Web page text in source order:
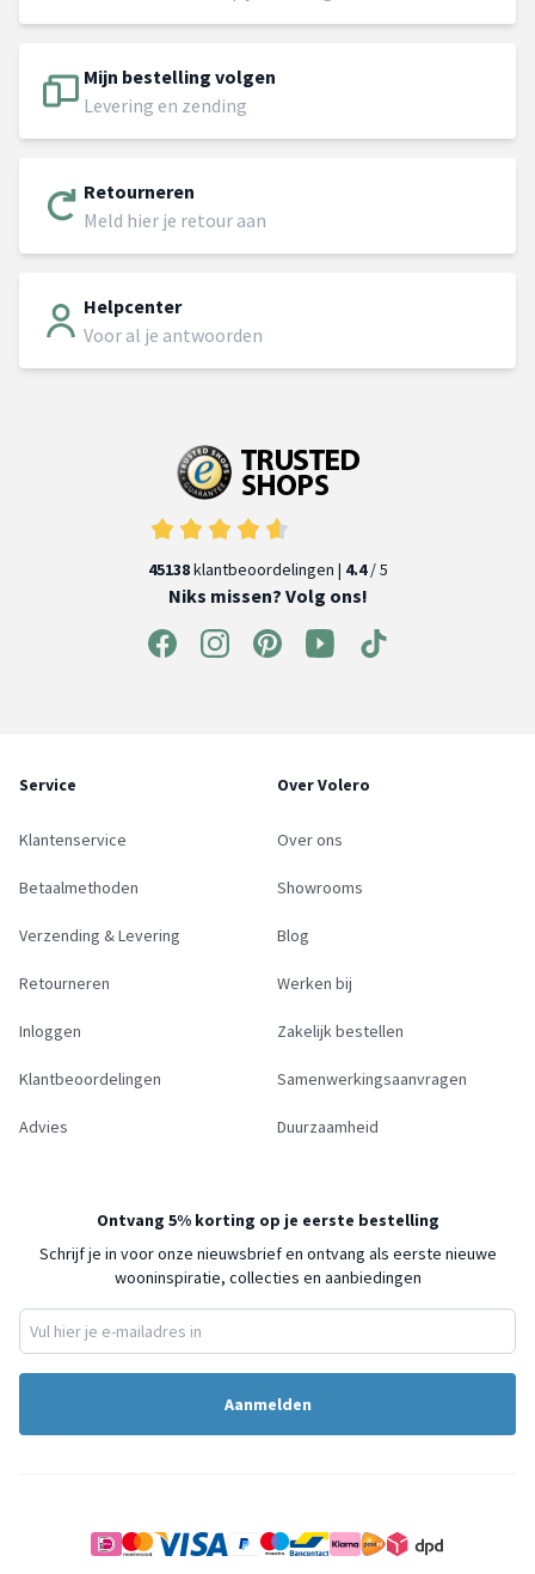
Mijn bestelling volgen
Levering en zending
Retourneren
Meld hier je retour aan
Helpcenter
Voor al je antwoorden
45138klantbeoordelingen | 4.4/ 5
Niks missen? Volg ons!
Service
Klantenservice
Betaalmethoden
Verzending & Levering
Retourneren
Inloggen
Klantbeoordelingen
Advies
Over Volero
Over ons
Showrooms
Blog
Werken bij
Zakelijk bestellen
Samenwerkingsaanvragen
Duurzaamheid
Ontvang 5% korting op je eerste bestelling
Schrijf je in voor onze nieuwsbrief en ontvang als eerste nieuwe
wooninspiratie, collecties en aanbiedingen
Aanmelden